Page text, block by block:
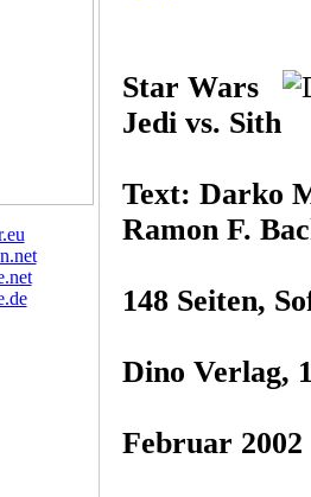
Star Wars
Jedi vs. Sith
Text: Darko
Ramon F.
148 Seiten,
Dino Verlag,
Februar 2002